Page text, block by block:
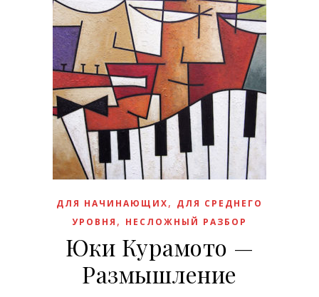
ДЛЯ НАЧИНАЮЩИХ, ДЛЯ СРЕДНЕГО
УРОВНЯ , НЕСЛОЖНЫЙ РАЗБОР
Юки Курамото —
Размышление